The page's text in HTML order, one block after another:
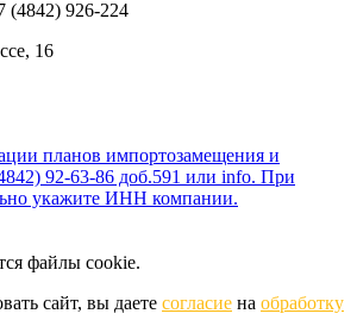
(4842) 926-224
16
планов импортозамещения и
92-63-86 доб.591 или info. При
укажите ИНН компании.
файлы cookie.
сайт, вы даете согласие на обработку